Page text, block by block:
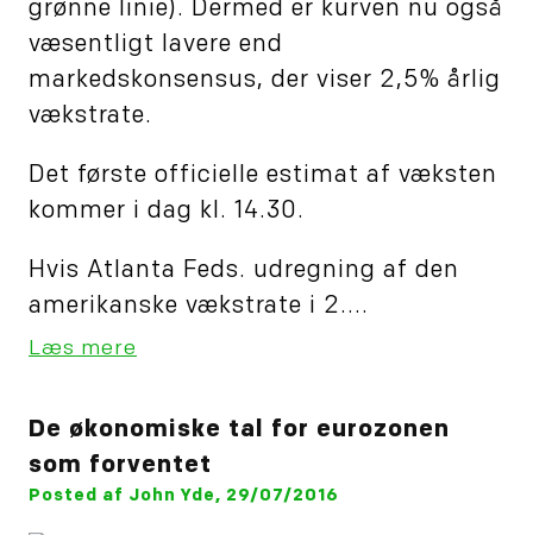
grønne linie). Dermed er kurven nu også
væsentligt lavere end
markedskonsensus, der viser 2,5% årlig
vækstrate.
Det første officielle estimat af væksten
kommer i dag kl. 14.30.
Hvis Atlanta Feds. udregning af den
amerikanske vækstrate i 2....
Læs mere
De økonomiske tal for eurozonen
som forventet
Posted af John Yde, 29/07/2016